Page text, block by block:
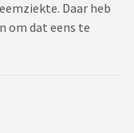
Daar heb
om dat eens te